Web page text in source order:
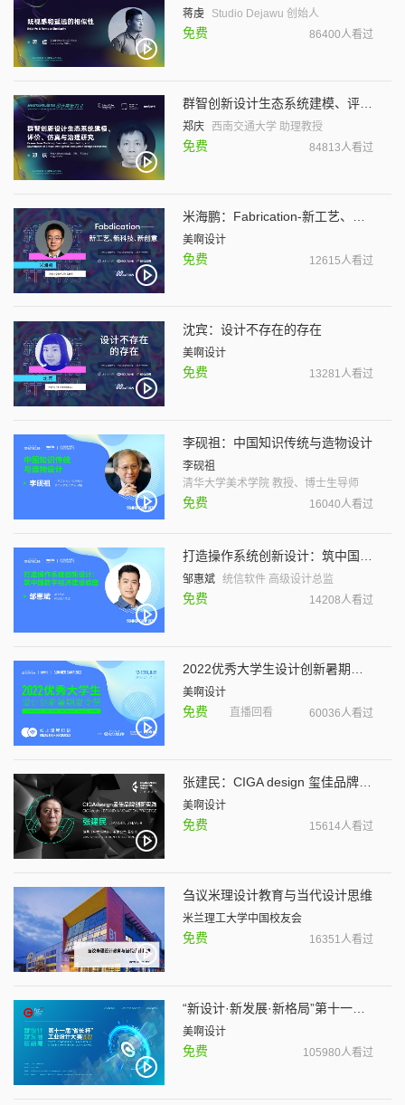
蒋虔 Studio Dejawu 创始人
免费 86400人看过
郑庆 西南交通大学 助理教授
免费 84813人看过
美啊设计
免费 12615人看过
沈宾：设计不存在的存在
美啊设计
免费 13281人看过
李砚祖：中国知识传统与造物设计
李砚祖
清华大学美术学院 教授、博士生导师
免费 16040人看过
邹惠斌 统信软件 高级设计总监
免费 14208人看过
美啊设计
免费 直播回看 60036人看过
美啊设计
免费 15614人看过
刍议米理设计教育与当代设计思维
米兰理工大学中国校友会
免费 16351人看过
美啊设计
免费 105980人看过